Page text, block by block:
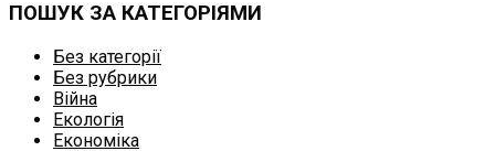
ПОШУК ЗА КАТЕГОРІЯМИ
Без категорії
Без рубрики
Війна
Екологія
Економіка